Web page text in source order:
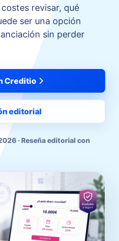
revisar, qué
ser una opción
sin perder
Creditio
editorial
· Reseña editorial con